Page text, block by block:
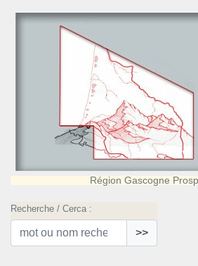
Région Gascogne
Recherche / Cerca :
>>